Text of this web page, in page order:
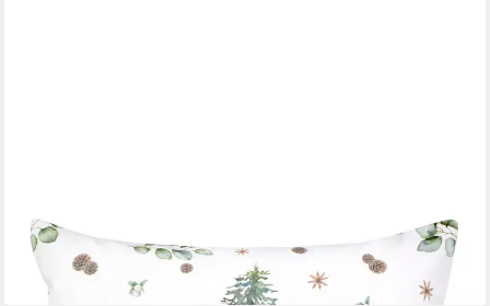
Kissenbezug Magie des Winters Moggl, (1 Stück)
ab 12,90 €
lieferbar - in 2-3 Werktagen bei dir